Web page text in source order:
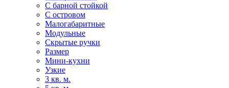
С барной стойкой
С островом
Малогабаритные
Модульные
Скрытые ручки
Размер
Мини-кухни
Узкие
3 кв. м.